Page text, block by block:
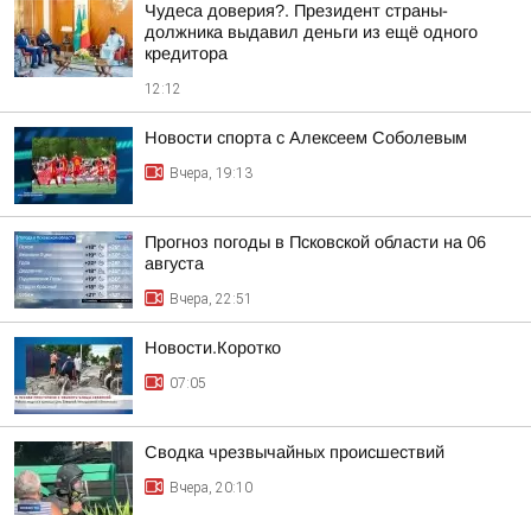
Чудеса доверия?. Президент страны-
должника выдавил деньги из ещё одного
кредитора
12:12
Новости спорта с Алексеем Соболевым
Вчера, 19:13
Прогноз погоды в Псковской области на 06
августа
Вчера, 22:51
Новости.Коротко
07:05
Сводка чрезвычайных происшествий
Вчера, 20:10